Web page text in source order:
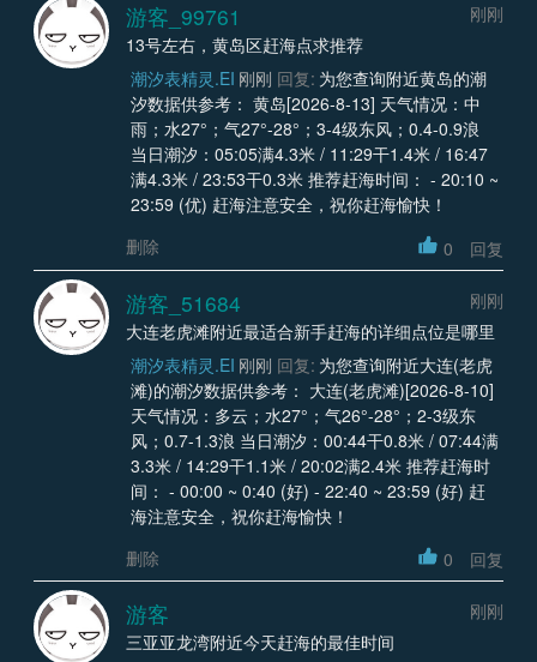
游客_99761
刚刚
13号左右，黄岛区赶海点求推荐
潮汐表精灵.EI 刚刚 回复: 为您查询附近黄岛的潮
汐数据供参考： 黄岛[2026-8-13] 天气情况：中
雨；水27°；气27°-28°；3-4级东风；0.4-0.9浪
当日潮汐：05:05满4.3米 / 11:29干1.4米 / 16:47
满4.3米 / 23:53干0.3米 推荐赶海时间： - 20:10 ~
23:59 (优) 赶海注意安全，祝你赶海愉快！
删除
0 回复
游客_51684
刚刚
大连老虎滩附近最适合新手赶海的详细点位是哪里
潮汐表精灵.EI 刚刚 回复: 为您查询附近大连(老虎
滩)的潮汐数据供参考： 大连(老虎滩)[2026-8-10]
天气情况：多云；水27°；气26°-28°；2-3级东
风；0.7-1.3浪 当日潮汐：00:44干0.8米 / 07:44满
3.3米 / 14:29干1.1米 / 20:02满2.4米 推荐赶海时
间： - 00:00 ~ 0:40 (好) - 22:40 ~ 23:59 (好) 赶
海注意安全，祝你赶海愉快！
删除
0 回复
游客
刚刚
三亚亚龙湾附近今天赶海的最佳时间